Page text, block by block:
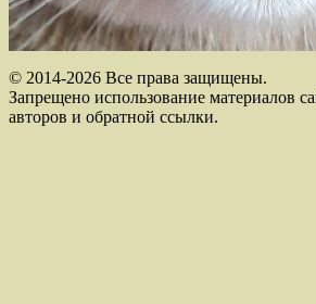
© 2014-2026 Все права защищены.
Запрещено использование материалов
авторов и обратной ссылки.